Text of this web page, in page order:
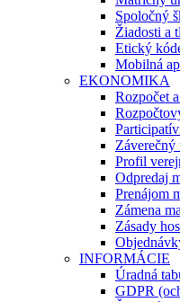
Spoločný
Žiadosti a
Etický
Mobilná
EKONOMIKA
Rozpočet
Záverečný
Profil
Odpredaj
Prenájom
Zámena
Zásady
INFORMÁCIE
Úradná
GDPR